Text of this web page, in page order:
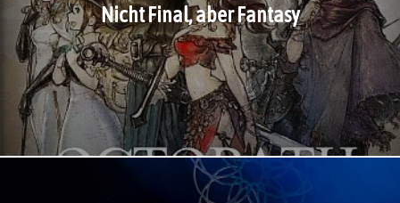
Nicht Final, aber Fantasy